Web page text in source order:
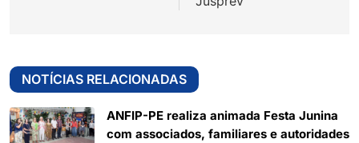
NOTÍCIAS RELACIONADAS
ANFIP-PE realiza animada Festa Junina
com associados, familiares e autoridades